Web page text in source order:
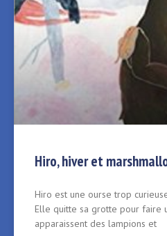
Hiro, hiver et
Hiro est une ourse trop
Elle quitte sa grotte pour faire
apparaissent des lampions et